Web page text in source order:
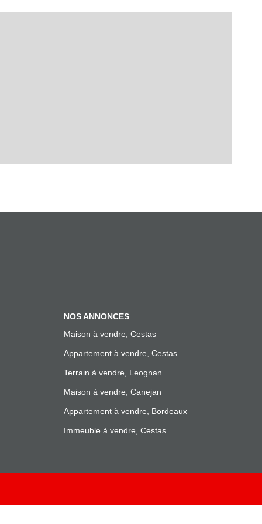
NOS ANNONCES
Maison à vendre, Cestas
Appartement à vendre, Cestas
Terrain à vendre, Leognan
Maison à vendre, Canejan
Appartement à vendre, Bordeaux
Immeuble à vendre, Cestas